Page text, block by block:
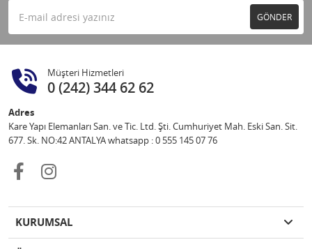
GÖNDER
Müşteri Hizmetleri
0 (242) 344 62 62
Adres
Kare Yapı Elemanları San. ve Tic. Ltd. Şti. Cumhuriyet Mah. Eski San. Sit.
677. Sk. NO:42 ANTALYA whatsapp : 0 555 145 07 76
KURUMSAL